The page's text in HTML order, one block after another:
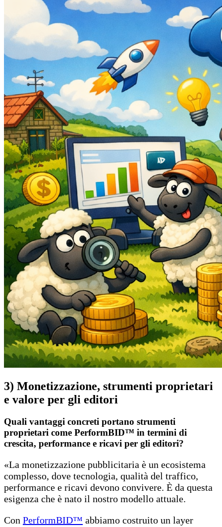
3) Monetizzazione, strumenti proprietari
e valore per gli editori
Quali vantaggi concreti portano strumenti
proprietari come PerformBID™ in termini di
crescita, performance e ricavi per gli editori?
«La monetizzazione pubblicitaria è un ecosistema
complesso, dove tecnologia, qualità del traffico,
performance e ricavi devono convivere. È da questa
esigenza che è nato il nostro modello attuale.
Con PerformBID™ abbiamo costruito un layer